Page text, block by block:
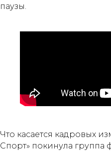
паузы.
Что касается кадровых
Спорт» покинула группа